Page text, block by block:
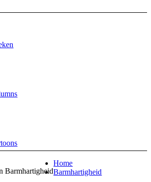
Barmhartigheid
Home
Barmhartigheid